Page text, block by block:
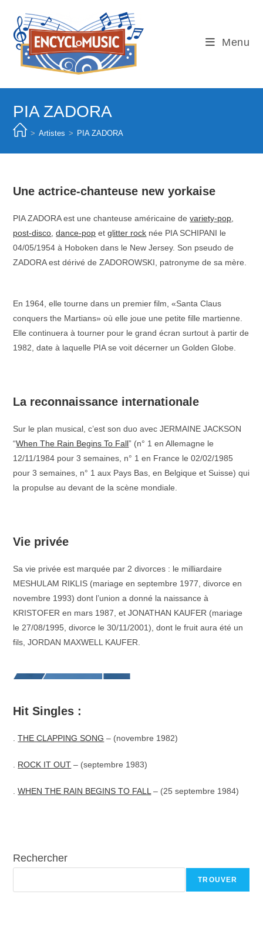
content
Menu
PIA ZADORA
> Artistes > PIA ZADORA
Une actrice-chanteuse new yorkaise
PIA ZADORA est une chanteuse américaine devariety-pop
post-disco ,dance-pop etglitter rock née PIA SCHIPANI le
04/05/1954 à Hoboken dans le New Jersey. Son pseudo de
ZADORA est dérivé de ZADOROWSKI, patronyme de sa mère.
En 1964, elle tourne dans un premier film, «Santa Claus
conquers the Martians» où elle joue une petite fille martienne.
Elle continuera à tourner pour le grand écran surtout à partir de
1982, date à laquelle PIA se voit décerner un Golden Globe.
La reconnaissance internationale
Sur le plan musical, c’est son duo avec JERMAINE JACKSON
“When The Rain Begins To Fall” (n° 1 en Allemagne le
12/11/1984 pour 3 semaines, n° 1 en France le 02/02/1985
pour 3 semaines, n° 1 aux Pays Bas, en Belgique et Suisse) qui
la propulse au devant de la scène mondiale.
Vie privée
Sa vie privée est marquée par 2 divorces : le milliardaire
MESHULAM RIKLIS (mariage en septembre 1977, divorce en
novembre 1993) dont l’union a donné la naissance à
KRISTOFER en mars 1987, et JONATHAN KAUFER (mariage
le 27/08/1995, divorce le 30/11/2001), dont le fruit aura été un
fils, JORDAN MAXWELL KAUFER.
Hit Singles :
.THE CLAPPING SONG – (novembre 1982)
ROCK IT OUT – (septembre 1983)
.WHEN THE RAIN BEGINS TO FALL – (25 septembre 1984)
Rechercher
TROUVER